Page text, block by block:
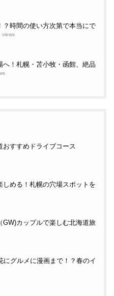
？時間の使い方次第で本当にで
views
へ！札幌・苫小牧・函館、絶品
おすすめドライブコース
しめる！札幌の穴場スポットを
GW)カップルで楽しむ北海道旅
にグルメに漫画まで！？春のイ